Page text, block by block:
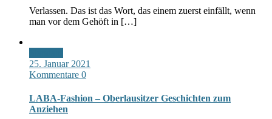
Verlassen. Das ist das Wort, das einem zuerst einfällt, wenn
man vor dem Gehöft in […]
25. Januar 2021
Kommentare 0
LABA-Fashion – Oberlausitzer Geschichten zum
Anziehen